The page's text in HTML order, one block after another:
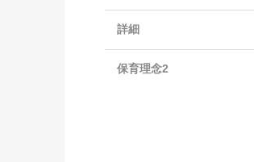
詳細
保育理念2